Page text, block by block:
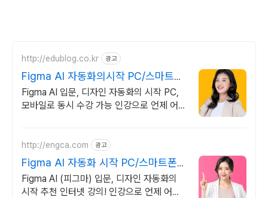
http://edublog.co.kr 광고
Figma AI 자동화의시작 PC/스마트폰
동영상강의
Figma AI 입문, 디자인 자동화의 시작 PC,
모바일로 동시 수강 가능 인강으로 언제 어디
http://engca.com 광고
Figma AI 자동화 시작 PC/스마트폰
동영상강의
Figma AI (피그마) 입문, 디자인 자동화의
시작 추천 인터넷 강의! 인강으로 언제 어디